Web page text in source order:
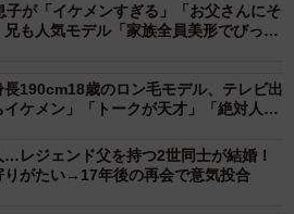
子が「イケメンすぎる」「お父さんにそ
も人気モデル「家族全員美形でびっく
190cm18歳のロン毛モデル、テレビ出
ケメン」「トークが天才」「絶対人気
レジェンド父を持つ2世同士が結婚！
りがたい→17年後の再会で意気投合